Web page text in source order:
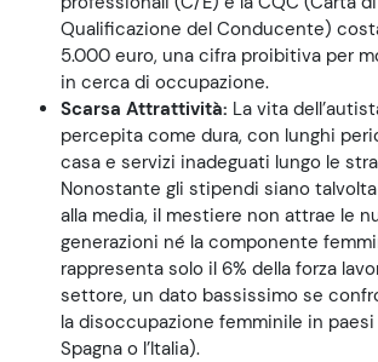
Qualificazione del Conducente)
5.000 euro, una cifra proibitiva per
in cerca di occupazione.
Scarsa Attrattività: La vita
percepita come dura, con lunghi
casa e servizi inadeguati lungo le
Nonostante gli stipendi siano
alla media, il mestiere non attrae le
generazioni né la componente
rappresenta solo il 6% della forza
settore, un dato bassissimo se
la disoccupazione femminile in
Spagna o l’Italia).